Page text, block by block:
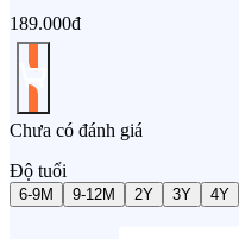
189.000đ
Chưa có đánh giá
Độ tuổi
6-9M 9-12M 2Y 3Y 4Y